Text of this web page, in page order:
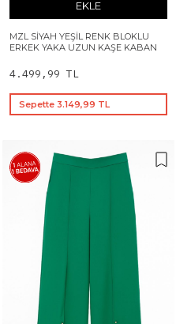
EKLE
MZL SIYAH YEŞIL RENK BLOKLU
ERKEK YAKA UZUN KAŞE KABAN
4.499,99 TL
Sepette 3.149,99 TL